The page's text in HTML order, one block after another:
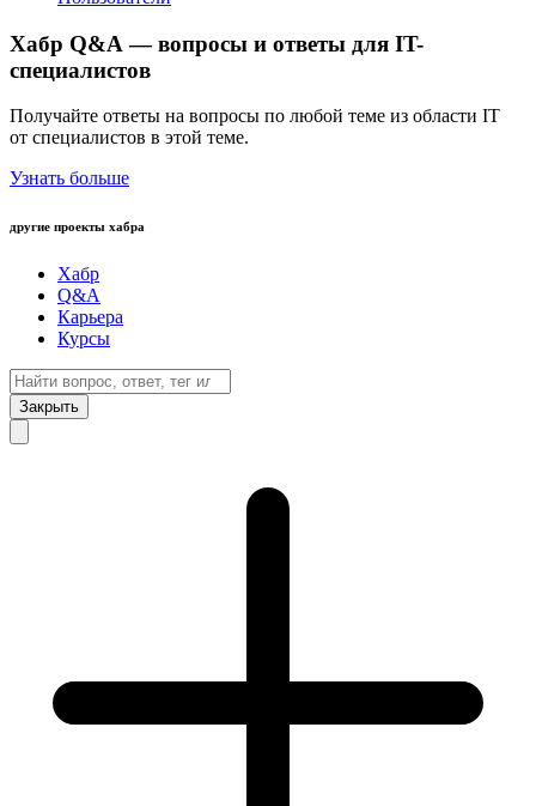
Хабр Q&A — вопросы и ответы для IT-
специалистов
Получайте ответы на вопросы по любой теме из области IT
от специалистов в этой теме.
Узнать больше
другие проекты хабра
Хабр
Q&A
Карьера
Курсы
Закрыть